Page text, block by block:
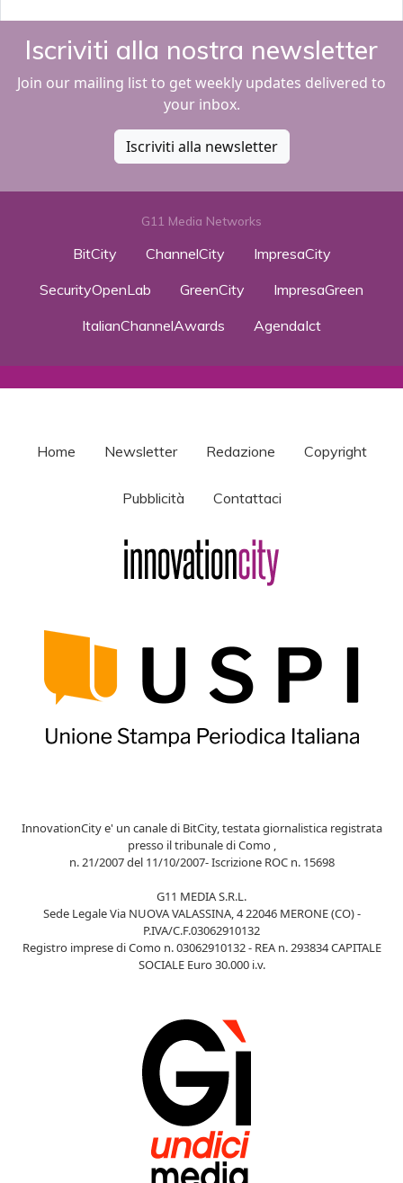
Iscriviti alla nostra newsletter
Join our mailing list to get weekly updates delivered to
your inbox.
Iscriviti alla newsletter
G11 Media Networks
BitCity ChannelCity
ImpresaCity
SecurityOpenLab
GreenCity
ImpresaGreen
ItalianChannelAwards
AgendaIct
Home Newsletter Redazione Copyright
Pubblicità Contattaci
InnovationCity e' un canale di BitCity, testata giornalistica registrata
presso il tribunale di Como ,
n. 21/2007 del 11/10/2007- Iscrizione ROC n. 15698
G11 MEDIA S.R.L.
Sede Legale Via NUOVA VALASSINA, 4 22046 MERONE (CO) -
P.IVA/C.F.03062910132
Registro imprese di Como n. 03062910132 - REA n. 293834 CAPITALE
SOCIALE Euro 30.000 i.v.